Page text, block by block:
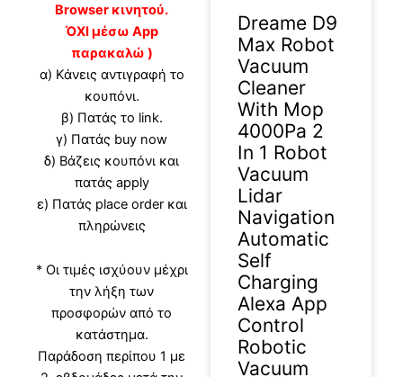
Browser κινητού.
ΌΧΙ μέσω App
παρακαλώ )
α) Κάνεις αντιγραφή το
κουπόνι.
β) Πατάς το link.
γ) Πατάς buy now
δ) Βάζεις κουπόνι και
πατάς apply
ε) Πατάς place order και
πληρώνεις
* Οι τιμές ισχύουν μέχρι
την λήξη των
προσφορών από το
κατάστημα.
Παράδοση περίπου 1 με
Dreame D9
Max Robot
Vacuum
Cleaner
With Mop
4000Pa 2
In 1 Robot
Vacuum
Lidar
Navigation
Automatic
Self
Charging
Alexa App
Control
Robotic
Vacuum